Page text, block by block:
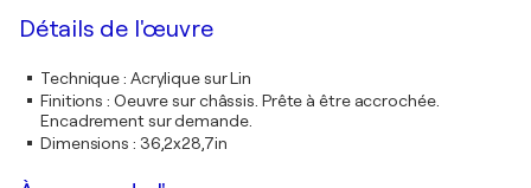
Détails de l'œuvre
Technique: Acrylique sur Lin
Finitions : Oeuvre sur châssis. Prête à être accrochée.
Encadrement sur demande.
Dimensions : 36,2x28,7in